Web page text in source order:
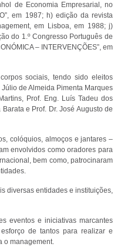
de Economia Empresarial, no
em 1987; h) edição da revista
em Lisboa, em 1988; j)
do 1.º Congresso Português de
– INTERVENÇÕES”, em
sociais, tendo sido eleitos
de Almeida Pimenta Marques
Prof. Eng. Luís Tadeu dos
e Prof. Dr. José Augusto de
colóquios, almoços e jantares –
envolvidos como oradores para
bem como, patrocinaram
diversas entidades e instituições,
eventos e iniciativas marcantes
de tantos para realizar e
o management.